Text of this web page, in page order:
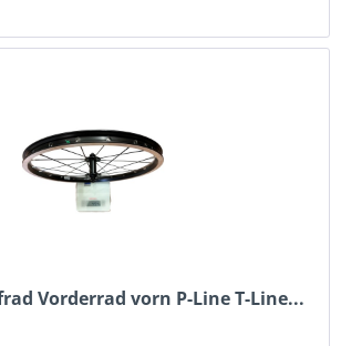
Vorderrad vorn P-Line T-Line...